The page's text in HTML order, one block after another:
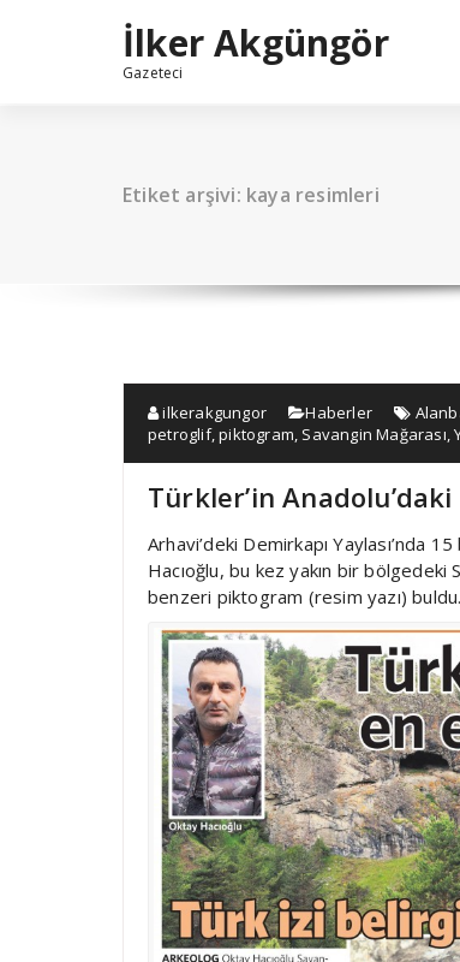
İlker Akgüngör
Gazeteci
Etiket arşivi: kaya resimleri
ilkerakgungor Haberler
petroglif,piktogram, Savangin Mağarası,
Türkler’in
Arhavi’deki Demirkapı Yaylası’nda
Hacıoğlu, bu kez yakın bir bölgedeki
benzeri piktogram (resim yazı) buldu.